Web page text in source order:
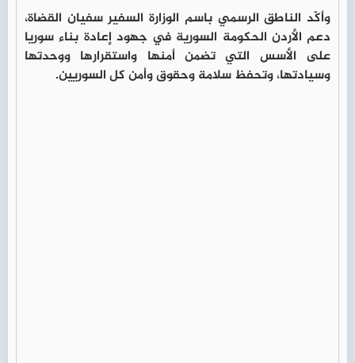
وأكّد الناطق الرسمي باسم الوزارة السفير سفيان القضاة،
دعم الأردن الحكومة السورية في جهود إعادة بناء سوريا
على الأسس التي تضمن أمنها واستقرارها ووحدتها
وسيادتها، وتحفظ سلامة وحقوق وأمن كل السوريين.